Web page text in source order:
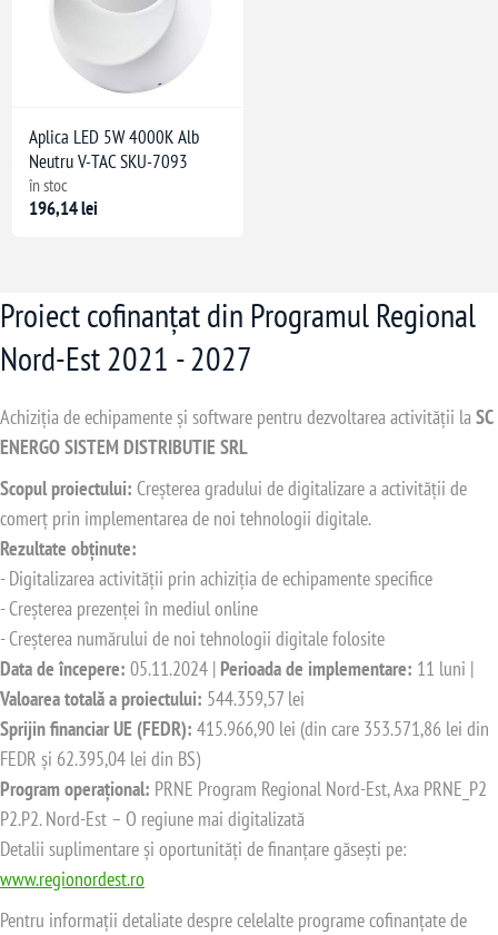
Aplica LED 5W 4000K Alb
Neutru V-TAC SKU-7093
în stoc
196,14 lei
Proiect cofinanțat din Programul Regional
Nord-Est 2021 - 2027
Achiziția de echipamente și software pentru dezvoltarea activității la SC
ENERGO SISTEM DISTRIBUTIE SRL
Scopul proiectului: Creșterea gradului de digitalizare a activității de
comerț prin implementarea de noi tehnologii digitale.
Rezultate obținute:
- Digitalizarea activității prin achiziția de echipamente specifice
- Creșterea prezenței în mediul online
- Creșterea numărului de noi tehnologii digitale folosite
Data de începere: 05.11.2024 | Perioada de implementare: 11 luni |
Valoarea totală a proiectului: 544.359,57 lei
Sprijin financiar UE (FEDR): 415.966,90 lei (din care 353.571,86 lei din
FEDR și 62.395,04 lei din BS)
Program operațional: PRNE Program Regional Nord-Est, Axa PRNE_P2
P2.P2. Nord-Est – O regiune mai digitalizată
Detalii suplimentare și oportunități de finanțare găsești pe:
www.regionordest.ro
Pentru informații detaliate despre celelalte programe cofinanțate de